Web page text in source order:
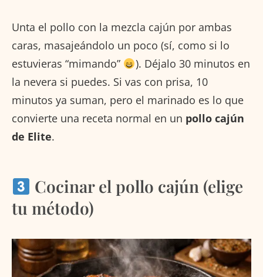
Unta el pollo con la mezcla cajún por ambas
caras, masajeándolo un poco (sí, como si lo
estuvieras “mimando”
). Déjalo 30 minutos en
la nevera si puedes. Si vas con prisa, 10
minutos ya suman, pero el marinado es lo que
convierte una receta normal en un pollo cajún
de Elite.
Cocinar el pollo cajún (elige
tu método)